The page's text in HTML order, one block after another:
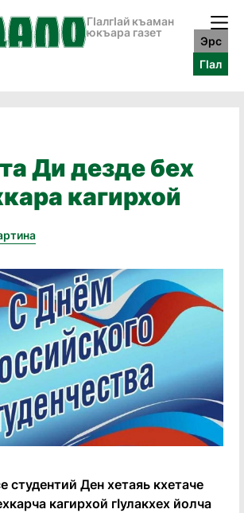
ГӀалгӀай къаман
юкъара газет
Эрс
ГӀал
Ди дезде бех
кагирхой
студентий Ден хетаяь кхетаче
кагирхой гӏулакхех йолча